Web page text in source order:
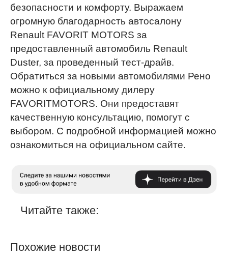
безопасности и комфорту. Выражаем
огромную благодарность автосалону
Renault FAVORIT MOTORS за
предоставленный автомобиль Renault
Duster, за проведенный тест-драйв.
Обратиться за новыми автомобилями Рено
можно к официальному дилеру
FAVORITMOTORS. Они предоставят
качественную консультацию, помогут с
выбором. С подробной информацией можно
ознакомиться на официальном сайте.
Читайте также:
Похожие новости